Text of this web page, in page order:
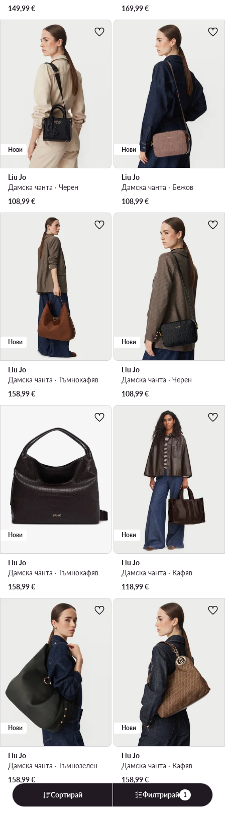
149,99€
169,99€
Нови
Liu Jo
Дамска чанта · Черен
108,99€
Нови
Liu Jo
Дамска чанта · Бежов
108,99€
Нови
Liu Jo
Дамска чанта · Тъмнокафяв
158,99€
Нови
Liu Jo
Дамска чанта · Черен
108,99€
Нови
Liu Jo
Дамска чанта · Тъмнокафяв
158,99€
Нови
Liu Jo
Дамска чанта · Кафяв
118,99€
Нови
Liu Jo
Дамска чанта · Тъмнозелен
158,99€
Нови
Liu Jo
Дамска чанта · Кафяв
158,99€
Сортирай
Филтрирай 1